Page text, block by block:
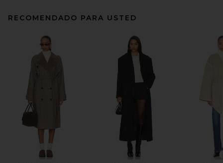
RECOMENDADO PARA USTED